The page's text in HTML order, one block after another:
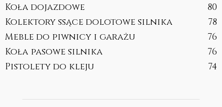
Koła dojazdowe
80
Kolektory ssące dolotowe silnika
78
Meble do piwnicy i garażu
76
Koła pasowe silnika
76
Pistolety do kleju
74